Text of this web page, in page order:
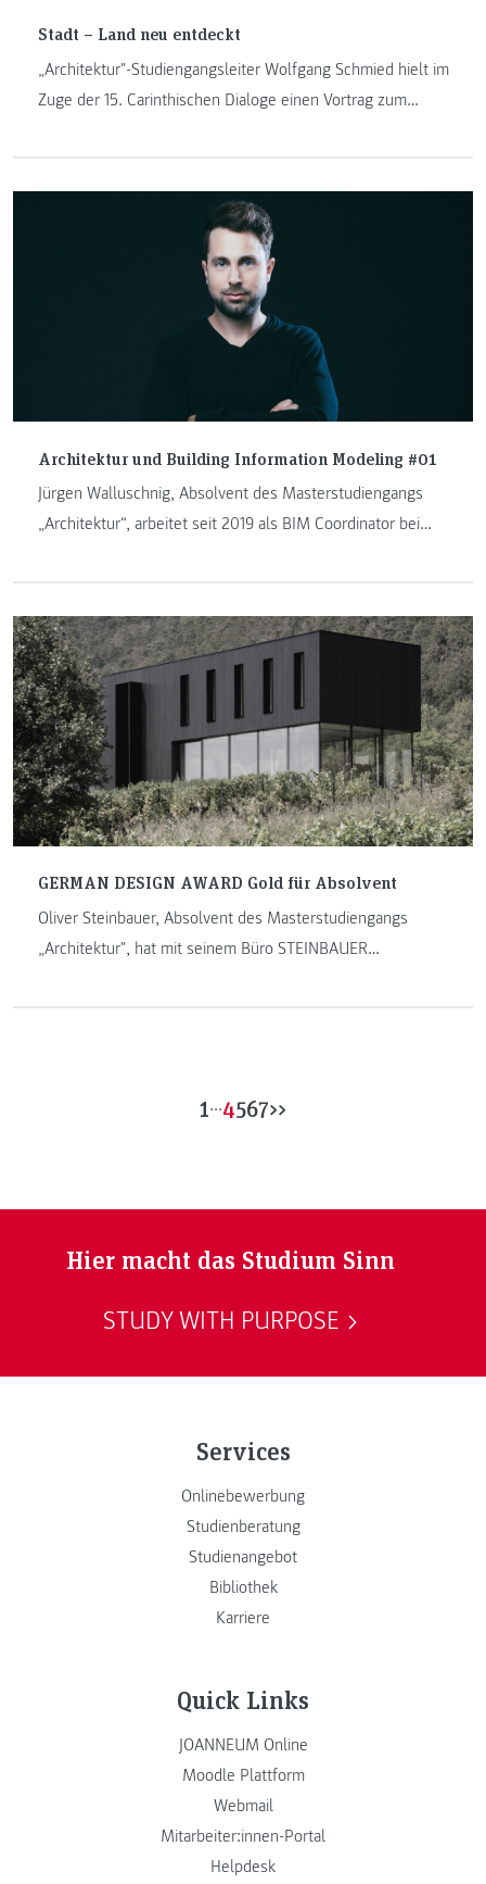
Stadt – Land neu entdeckt
„Architektur"-Studiengangsleiter Wolfgang Schmied hielt im
Zuge der 15. Carinthischen Dialoge einen Vortrag zum
Architektur und Building Information Modeling #01
Jürgen Walluschnig, Absolvent des Masterstudiengangs
„Architektur“, arbeitet seit 2019 als BIM Coordinator bei
GERMAN DESIGN AWARD Gold für Absolvent
Oliver Steinbauer, Absolvent des Masterstudiengangs
„Architektur", hat mit seinem Büro STEINBAUER
1...4567>>
Hier macht das Studium Sinn
STUDY WITH PURPOSE
Services
Onlinebewerbung
Studienberatung
Studienangebot
Bibliothek
Karriere
Quick Links
JOANNEUM Online
Moodle Plattform
Webmail
Mitarbeiter:innen-Portal
Helpdesk